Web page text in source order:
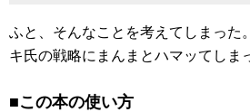
ふと、そんなことを考えてしまった
キ氏の戦略にまんまとハマッてしま
■この本の使い方